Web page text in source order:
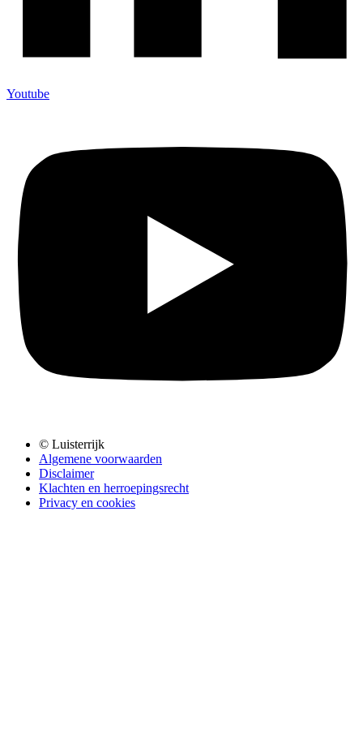
Youtube
© Luisterrijk
Algemene voorwaarden
Disclaimer
Klachten en herroepingsrecht
Privacy en cookies